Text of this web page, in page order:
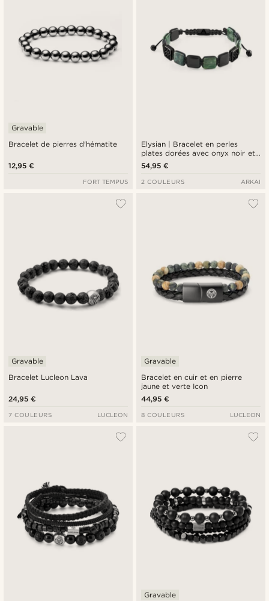
Bracelet de pierres d'hématite
Gravable
12,95 €
FORT TEMPUS
Elysian | Bracelet en perles
plates dorées avec onyx noir et
œil de tigre vert
54,95 €
2 COULEURS ARKAI
Bracelet Lucleon Lava
Gravable
24,95 €
7 COULEURS LUCLEON
Bracelet en cuir et en pierre
jaune et verte Icon
Gravable
44,95 €
8 COULEURS LUCLEON
Gravable